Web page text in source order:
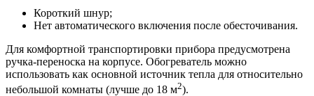
Короткий шнур;
Нет автоматического включения после обесточивания.
Для комфортной транспортировки прибора предусмотрена
ручка-переноска на корпусе. Обогреватель можно
использовать как основной источник тепла для относительно
небольшой комнаты (лучше до 18 м2).